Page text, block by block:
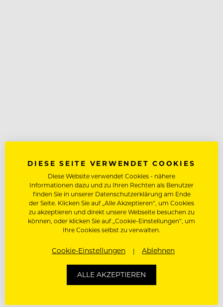
DIESE SEITE VERWENDET COOKIES
Diese Website verwendet Cookies - nähere
Informationen dazu und zu Ihren Rechten als Benutzer
finden Sie in unserer Datenschutzerklärung am Ende
der Seite. Klicken Sie auf „Alle Akzeptieren“, um Cookies
zu akzeptieren und direkt unsere Webseite besuchen zu
können, oder klicken Sie auf „Cookie-Einstellungen“, um
Ihre Cookies selbst zu verwalten.
Cookie-Einstellungen Ablehnen
ALLE AKZEPTIEREN